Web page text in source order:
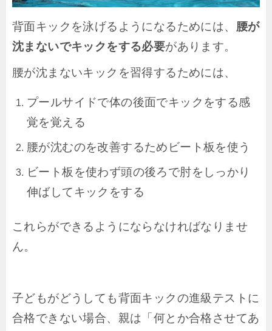
背面キックを泳げるようになるためには、 腰が
沈まないでキックをする必要があります。
腰が沈まないキックを習得するためには、
プールサイドで体の後面でキックをする感
覚を覚える
腰が沈むのを改善するためビート板を使う
ビート板を使わず頭の後ろで肘をしっかり
伸ばしてキックをする
これらができるようにならなければなりませ
ん。
子どもがどうしても背面キックの進級テストに
合格できない場合、親は「何とか合格させてあ